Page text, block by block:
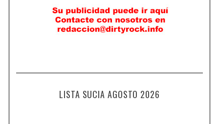
LISTA SUCIA AGOSTO 2026